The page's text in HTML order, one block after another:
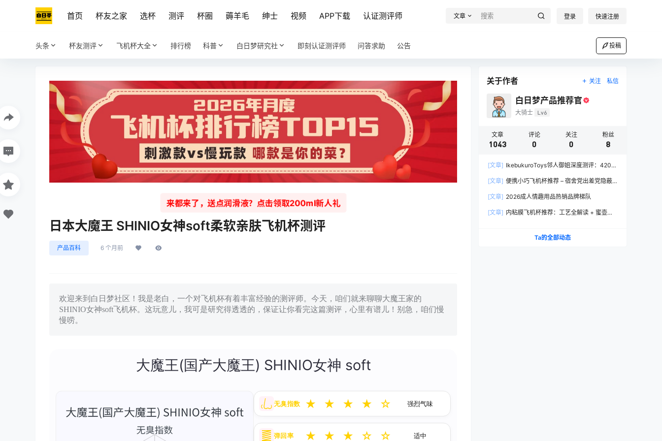
首页 杯友之家 选杯 测评 杯圈 薅羊毛 绅士 视频 APP下载 认证测评师 文章 登录 快速注册
头条 杯友测评 飞机杯大全 排行榜 科普 白日梦研究社 即刻认证测评师 问答求助 公告 投稿
来都来了，送点润滑液？点击领取200ml新人礼
日本大魔王 SHINIO女神soft柔软亲肤飞机杯测评
产品百科 6 个月前
欢迎来到白日梦社区！我是老白，一个对飞机杯有着丰富经验的测评师。今天，咱们就来聊聊大魔王家的
SHINIO女神soft飞机杯。这玩意儿，我可是研究得透透的，保证让你看完这篇测评，心里有谱儿！别急，咱们慢
慢唠。
大魔王(国产大魔王) SHINIO女神 soft
无臭指数 ★ ★ ★ ★ ☆ 强烈气味
弹回率 ★ ★ ★ ☆ ☆ 适中
关于作者 关注 私信
白日梦产品推荐官
大骑士 Lv6
文章
1043
评论
0
关注
0
粉丝
8
[文章] IkebukuroToys邻人御姐深度测评：420g
[文章] 便携小巧飞机杯推荐 – 宿舍党出差党隐蔽
[文章] 2026成人情趣用品热销品牌梯队
[文章] 内粘膜飞机杯推荐：工艺全解读 + 蜜壶香
Ta的全部动态